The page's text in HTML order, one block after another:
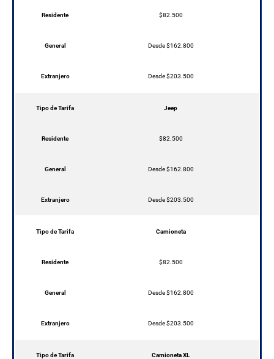
Residente $82.500
General Desde $162.800
Extranjero Desde $203.500
Tipo de Tarifa Jeep
Residente $82.500
General Desde $162.800
Extranjero Desde $203.500
Tipo de Tarifa Camioneta
Residente $82.500
General Desde $162.800
Extranjero Desde $203.500
Tipo de Tarifa Camioneta XL